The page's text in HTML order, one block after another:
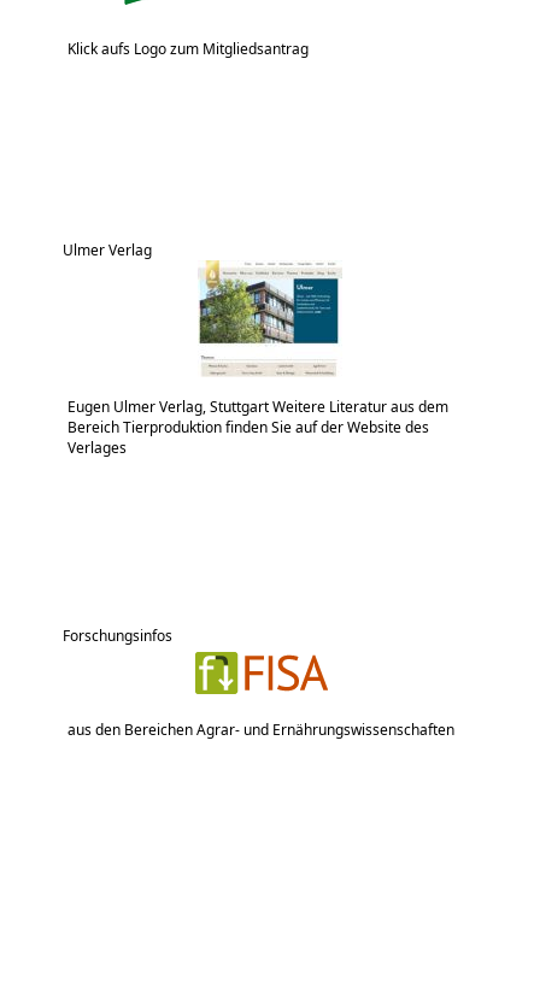
Klick aufs Logo zum Mitgliedsantrag
Ulmer Verlag
Eugen Ulmer Verlag, Stuttgart Weitere Literatur aus dem
Bereich Tierproduktion finden Sie auf der Website des
Verlages
Forschungsinfos
aus den Bereichen Agrar- und Ernährungswissenschaften